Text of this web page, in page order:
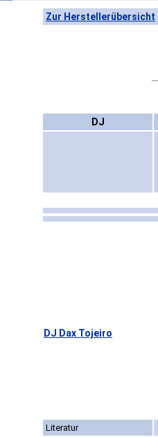
Zur Herstellerübersicht
DJ
DJ Dax Tojeiro
Literatur